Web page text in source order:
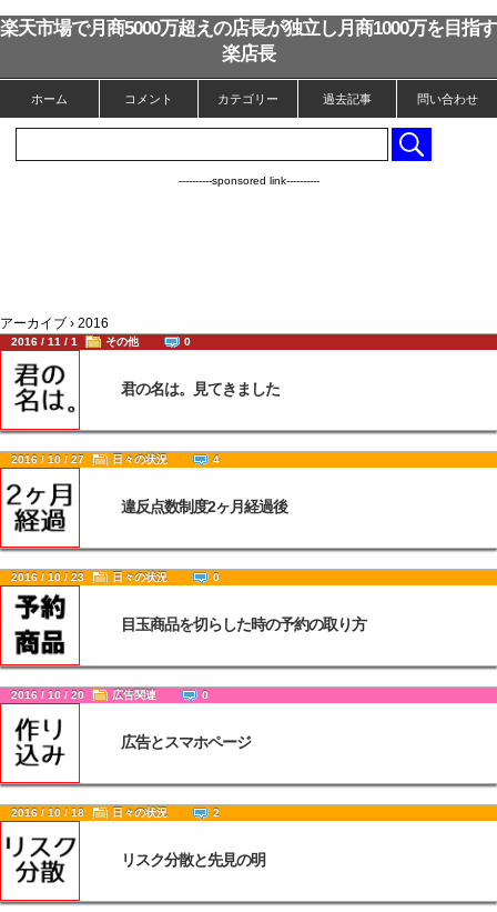
楽天市場で月商5000万超えの店長が独立し月商1000万を目指す
楽店長
ホーム コメント カテゴリー 過去記事 問い合わせ
----------sponsored link----------
アーカイブ › 2016
2016 / 11 / 1 その他 0
君の名は。見てきました
2016 / 10 / 27 日々の状況 4
違反点数制度2ヶ月経過後
2016 / 10 / 23 日々の状況 0
目玉商品を切らした時の予約の取り方
2016 / 10 / 20 広告関連 0
広告とスマホページ
2016 / 10 / 18 日々の状況 2
リスク分散と先見の明